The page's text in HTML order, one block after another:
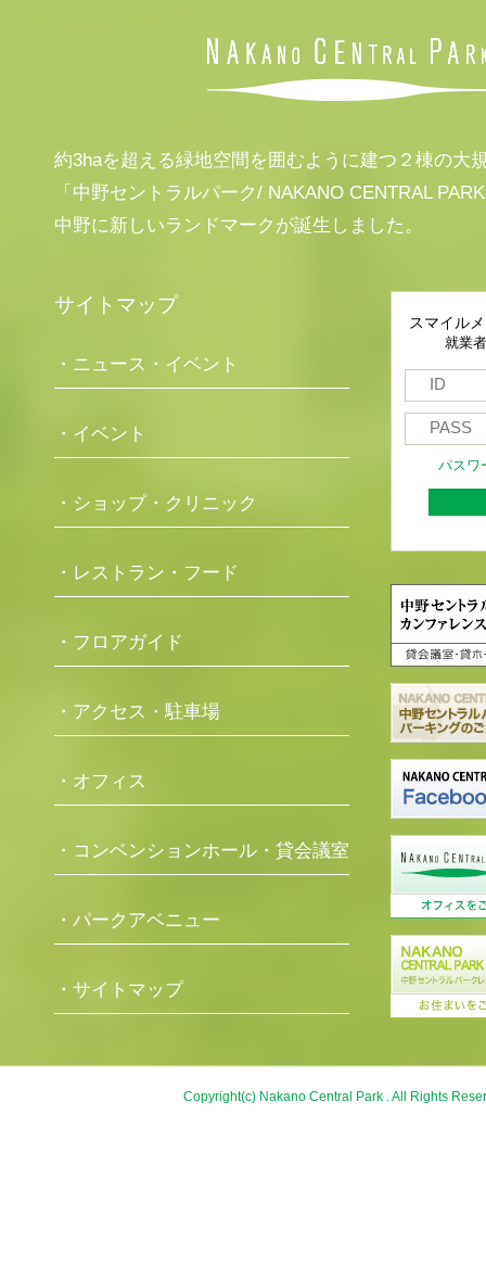
約3haを超える緑地空間を囲むように建つ２棟の大
「中野セントラルパーク/ NAKANO CENTRAL
中野に新しいランドマークが誕生しました。
サイトマップ
・ニュース・イベント
・イベント
・ショップ・クリニック
・レストラン・フード
・フロアガイド
・アクセス・駐車場
・オフィス
・コンベンションホール・貸会議室
・パークアベニュー
・サイトマップ
スマイル
就業
パスワ
Copyright(c) Nakano Central Park . All Rights